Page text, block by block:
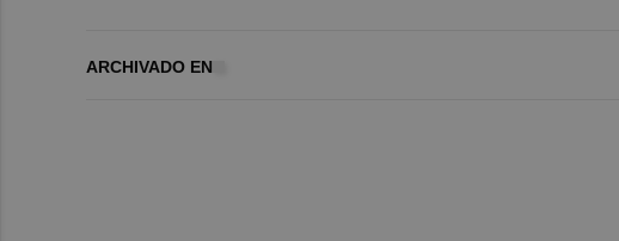
ARCHIVADO EN